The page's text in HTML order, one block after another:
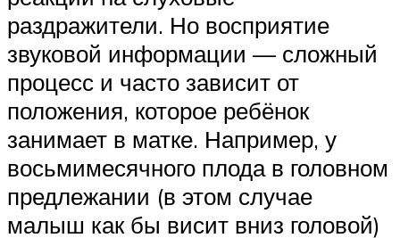
раздражители. Но восприятие
звуковой информации — сложный
процесс и часто зависит от
положения, которое ребёнок
занимает в матке. Например, у
восьмимесячного плода в головном
предлежании (в этом случае
малыш как бы висит вниз головой)